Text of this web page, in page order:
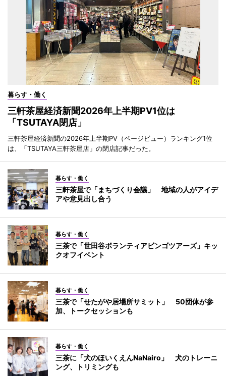
暮らす・働く
三軒茶屋経済新聞2026年上半期PV1位は
「TSUTAYA閉店」
三軒茶屋経済新聞の2026年上半期PV（ページビュー）ランキング1位
は、「TSUTAYA三軒茶屋店」の閉店記事だった。
暮らす・働く
三軒茶屋で「まちづくり会議」 地域の人がアイデ
アや意見出し合う
暮らす・働く
三茶で「世田谷ボランティアビンゴツアーズ」キッ
クオフイベント
暮らす・働く
三茶で「せたがや居場所サミット」 50団体が参
加、トークセッションも
暮らす・働く
三茶に「犬のほいくえんNaNairo」 犬のトレーニ
ング、トリミングも